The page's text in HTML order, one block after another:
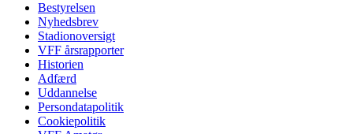
Bestyrelsen
Nyhedsbrev
Stadionoversigt
VFF årsrapporter
Historien
Adfærd
Uddannelse
Persondatapolitik
Cookiepolitik